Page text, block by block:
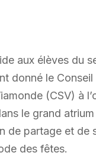
aux élèves du
donné le
(CSV) à
le grand
de partage et
des fêtes.